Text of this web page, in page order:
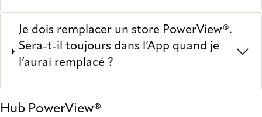
Je dois remplacer un store PowerView®.
Sera-t-il toujours dans l’App quand je
l’aurai remplacé ?
Hub PowerView®